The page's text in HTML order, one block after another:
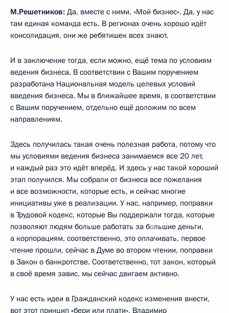
М.Решетников: Да, вместе с ними, «Мой бизнес». Да, у нас
там единая команда есть. В регионах очень хорошо идёт
консолидация, они же ребятишек всех знают.
И в заключение тогда, если можно, ещё тема по условиям
ведения бизнеса. В соответствии с Вашим поручением
разработана Национальная модель целевых условий
введения бизнеса. Мы в ближайшее время, в соответствии
с Вашим поручением, отдельно ещё доложим по всем
направлениям.
Здесь получилась такая очень полезная работа, потому что
мы условиями ведения бизнеса занимаемся все 20 лет,
и каждый раз это идёт вперёд. И здесь у нас такой хороший
этап получился. Мы собрали от бизнеса все пожелания
и все возможности, которые есть, и сейчас многие
инициативы уже в реализации. У нас, например, поправки
в Трудовой кодекс, которые Вы поддержали тогда, которые
позволяют людям больше работать за большие деньги,
а корпорациям, соответственно, это оплачивать, первое
чтение прошли, сейчас в Думе во втором чтении, поправки
в Закон о банкротстве. Соответственно, тот закон, который
в своё время завис, мы сейчас двигаем активно.
У нас есть идеи в Гражданский кодекс изменения внести,
вот этот принцип «бери или плати», Владимир